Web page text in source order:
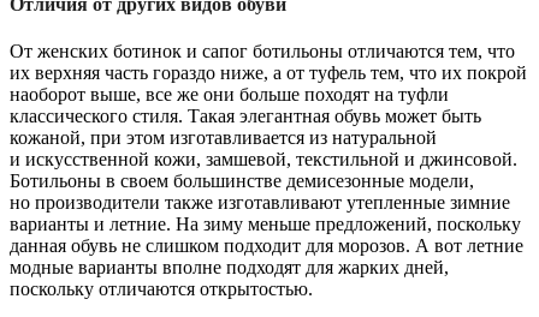
От женских ботинок и сапог ботильоны отличаются тем, что
их верхняя часть гораздо ниже, а от туфель тем, что их покрой
наоборот выше, все же они больше походят на туфли
классического стиля. Такая элегантная обувь может быть
кожаной, при этом изготавливается из натуральной
и искусственной кожи, замшевой, текстильной и джинсовой.
Ботильоны в своем большинстве демисезонные модели,
но производители также изготавливают утепленные зимние
варианты и летние. На зиму меньше предложений, поскольку
данная обувь не слишком подходит для морозов. А вот летние
модные варианты вполне подходят для жарких дней,
поскольку отличаются открытостью.